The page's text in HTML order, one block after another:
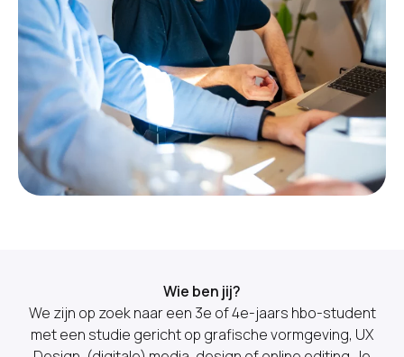
Wie ben jij?
We zijn op zoek naar een 3e of 4e-jaars hbo-student
met een studie gericht op grafische vormgeving, UX